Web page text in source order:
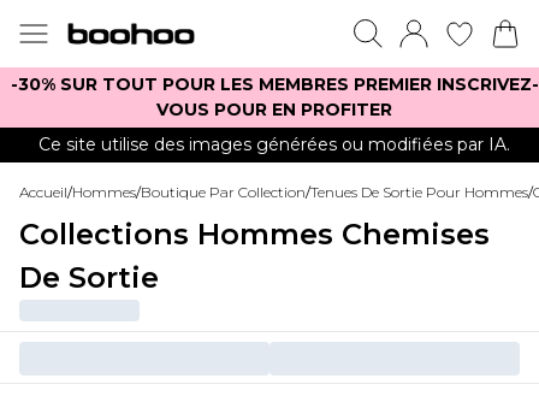
-30% SUR TOUT POUR LES MEMBRES PREMIER INSCRIVEZ-
VOUS POUR EN PROFITER
Ce site utilise des images générées ou modifiées par IA.
Accueil/Hommes/Boutique Par Collection/Tenues De Sortie Pour Hommes/
Collections Hommes Chemises
De Sortie